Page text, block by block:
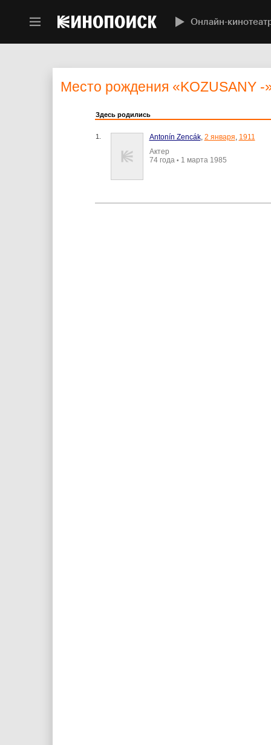
Онлайн-
Место рождения «KOZUSANY -
Здесь родились
1. Antonín Zencák, 2 января, 1911
Актер
74 года • 1 марта 1985